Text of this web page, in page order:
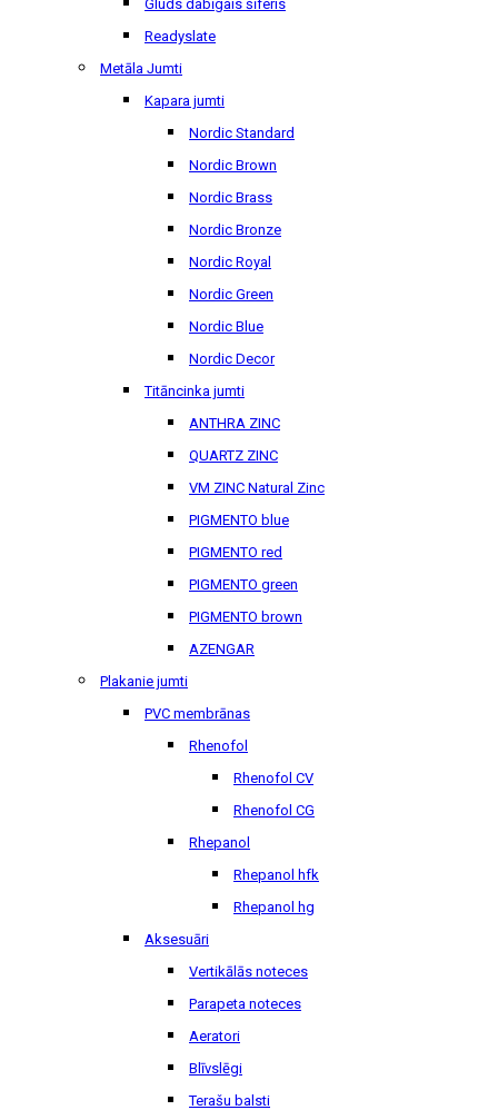
Gluds dabīgais šīferis
Readyslate
Metāla Jumti
Kapara jumti
Nordic Standard
Nordic Brown
Nordic Brass
Nordic Bronze
Nordic Royal
Nordic Green
Nordic Blue
Nordic Decor
Titāncinka jumti
ANTHRA ZINC
QUARTZ ZINC
VM ZINC Natural Zinc
PIGMENTO blue
PIGMENTO red
PIGMENTO green
PIGMENTO brown
AZENGAR
Plakanie jumti
PVC membrānas
Rhenofol
Rhenofol CV
Rhenofol CG
Rhepanol
Rhepanol hfk
Rhepanol hg
Aksesuāri
Vertikālās noteces
Parapeta noteces
Aeratori
Blīvslēgi
Terašu balsti